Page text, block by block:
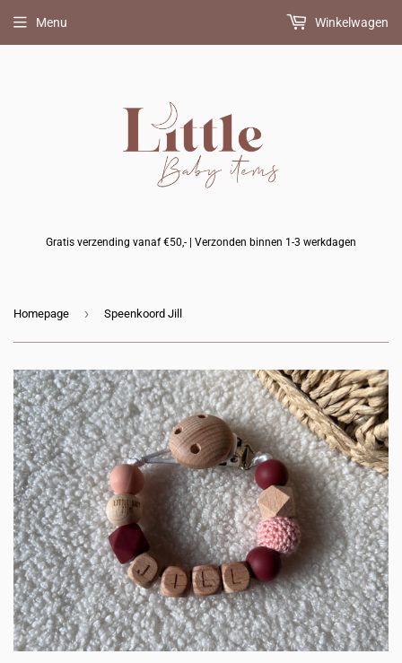
Gratis verzending vanaf €50,- | Verzonden binnen 1-3 werkdagen
Menu Winkelwagen
Homepage › Speenkoord Jill
BIBS
speentje
FRIGG
speentje
bijtring
erbij?